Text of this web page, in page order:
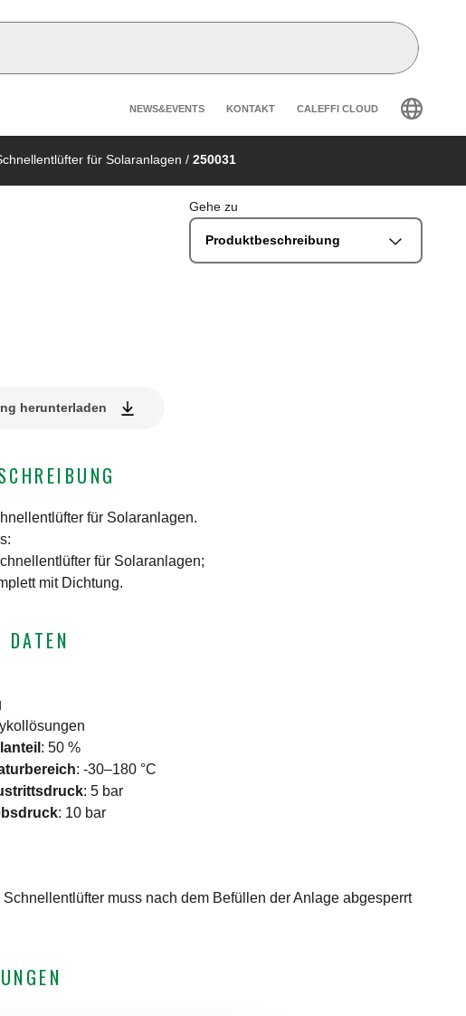
Header secondary
NEWS&EVENTS KONTAKT CALEFFI CLOUD
für Solaranlagen / 250031
Gehe zu
Produktbeschreibung
herunterladen
für Solaranlagen.
für Solaranlagen;
mit Dichtung.
DATEN
: 50 %
: -30–180 °C
: 5 bar
: 10 bar
Schnellentlüfter muss nach dem Befüllen der Anlage abgesperrt